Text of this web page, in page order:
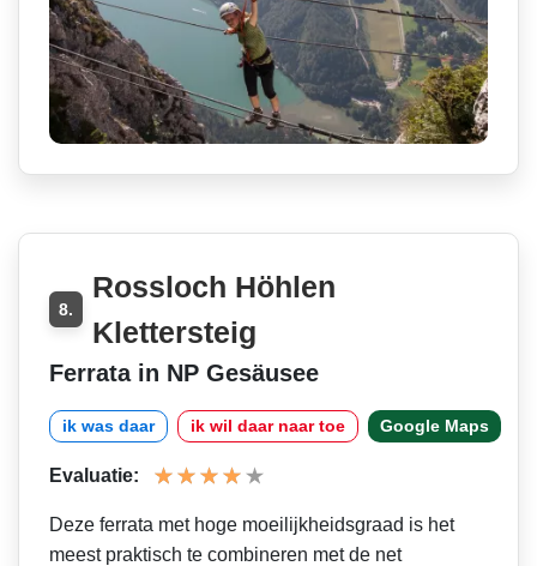
8.
Rossloch Höhlen
Klettersteig
Ferrata in NP Gesäusee
ik was daar ik wil daar naar toe Google Maps
Evaluatie:
Deze ferrata met hoge moeilijkheidsgraad is het
meest praktisch te combineren met de net